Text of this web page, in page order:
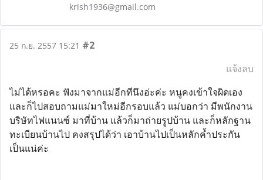
krish1936@gmail.com
25 ก.ย. 2557 15:21 #2
แจ้งลบ
ไม่ได้หรอคะ ฟังมาจากแม่อีกทีนึงอ่ะค่ะ หนูคงเข้าใจผิดเอง
และก็ไปสอบถามแม่มาใหม่อีกรอบแล้ว แม่บอกว่า มีพนักงาน
บริษัทไฟแนนซ์ มาที่บ้าน แล้วก็มาถ่ายรูปบ้าน และก็หลักฐาน
ทะเบียนบ้านไป คงสรุปได้ว่า เอาบ้านไปเป็นหลักค้ำประกัน
เป็นแน่ค่ะ